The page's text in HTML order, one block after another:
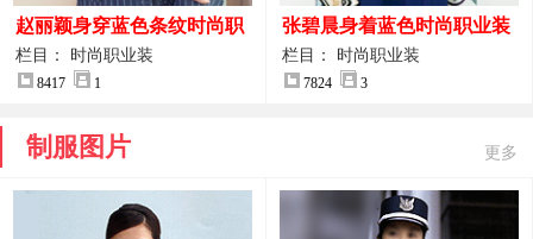
赵丽颖身穿蓝色条纹时尚职
业装图片
栏目： 时尚职业装
8417 1
张碧晨身着蓝色时尚职业装
服装图片
栏目： 时尚职业装
7824 3
制服图片 更多